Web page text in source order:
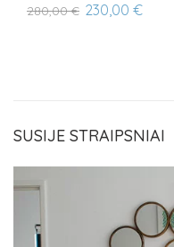
280,00 € 230,00 €
SUSIJE STRAIPSNIAI